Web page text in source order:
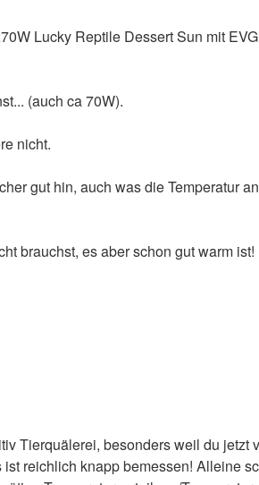
Lucky Reptile Dessert Sun mit
(auch ca 70W).
nicht.
gut hin, auch was die Temperatur
brauchst, es aber schon gut warm
Tierquälerei, besonders weil du
reichlich knapp bemessen! Alleine